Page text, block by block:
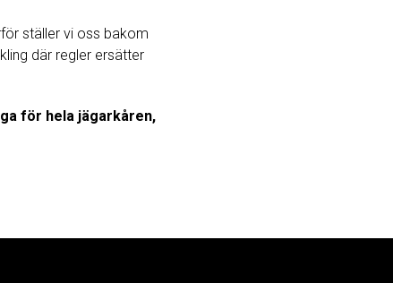
ställer vi oss bakom
där regler ersätter
för hela jägarkåren,